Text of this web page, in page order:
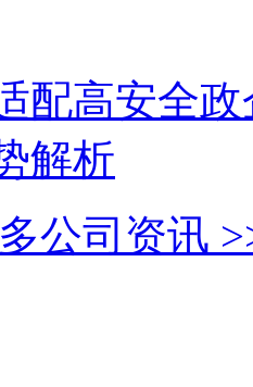
配高安全
解析
公司资讯